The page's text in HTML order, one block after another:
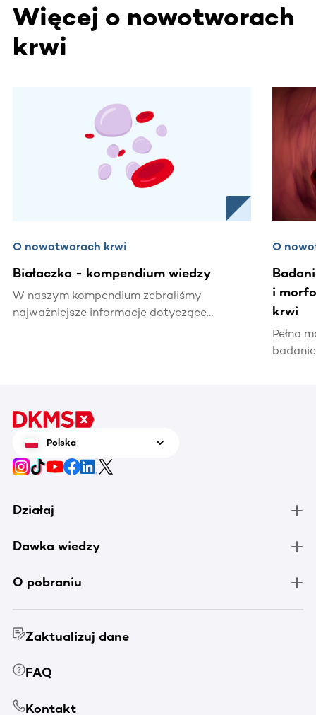
Więcej o nowotworach
krwi
Ta sekcja zawiera treści przewijane w poziomie. Użyj
O nowotworach krwi
Białaczka - kompendium wiedzy
W naszym kompendium zebraliśmy
najważniejsze informacje dotyczące
O
i
krwi
Pełna
Polska
Działaj
Dawka wiedzy
O pobraniu
Zaktualizuj dane
FAQ
Kontakt